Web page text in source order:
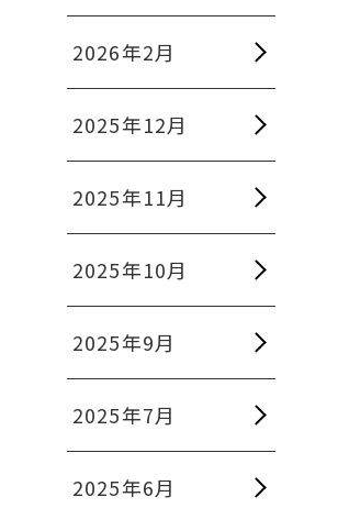
2026年2月
2025年12月
2025年11月
2025年10月
2025年9月
2025年7月
2025年6月